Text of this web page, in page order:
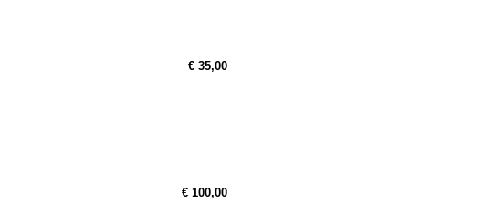
€ 35,00
€ 100,00